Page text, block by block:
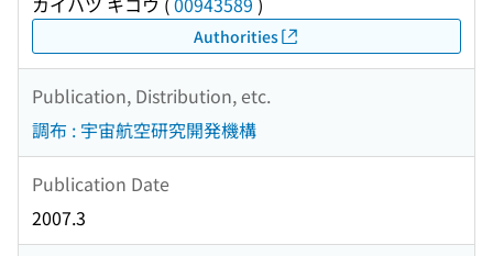
Authorities
Publication, Distribution, etc.
調布 : 宇宙航空研究開発機構
Publication Date
2007.3